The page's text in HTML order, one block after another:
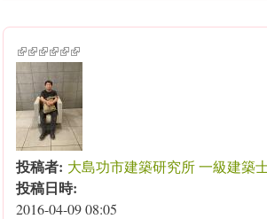
(link is external)
(link is external)
(link is external)
(link is external)
(link is external)
(link is external)
投稿者: 大島功市建築研究所 一級建築
投稿日時:
2016-04-09 08:05